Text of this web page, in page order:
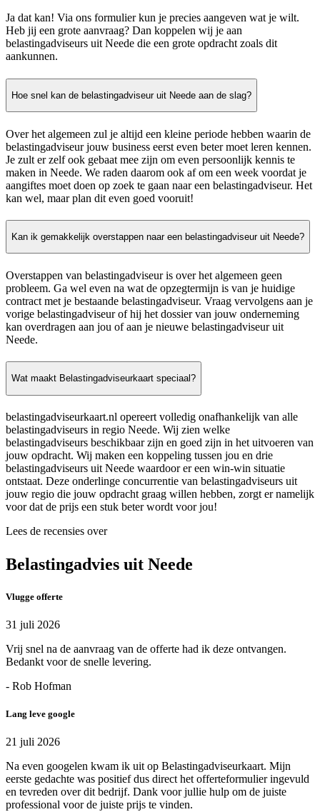
Ja dat kan! Via ons formulier kun je precies aangeven wat je wilt.
Heb jij een grote aanvraag? Dan koppelen wij je aan
belastingadviseurs uit Neede die een grote opdracht zoals dit
aankunnen.
Hoe snel kan de belastingadviseur uit Neede aan de slag?
Over het algemeen zul je altijd een kleine periode hebben waarin de
belastingadviseur jouw business eerst even beter moet leren kennen.
Je zult er zelf ook gebaat mee zijn om even persoonlijk kennis te
maken in Neede. We raden daarom ook af om een week voordat je
aangiftes moet doen op zoek te gaan naar een belastingadviseur. Het
kan wel, maar plan dit even goed vooruit!
Kan ik gemakkelijk overstappen naar een belastingadviseur uit Neede?
Overstappen van belastingadviseur is over het algemeen geen
probleem. Ga wel even na wat de opzegtermijn is van je huidige
contract met je bestaande belastingadviseur. Vraag vervolgens aan je
vorige belastingadviseur of hij het dossier van jouw onderneming
kan overdragen aan jou of aan je nieuwe belastingadviseur uit
Neede.
Wat maakt Belastingadviseurkaart speciaal?
belastingadviseurkaart.nl opereert volledig onafhankelijk van alle
belastingadviseurs in regio Neede. Wij zien welke
belastingadviseurs beschikbaar zijn en goed zijn in het uitvoeren van
jouw opdracht. Wij maken een koppeling tussen jou en drie
belastingadviseurs uit Neede waardoor er een win-win situatie
ontstaat. Deze onderlinge concurrentie van belastingadviseurs uit
jouw regio die jouw opdracht graag willen hebben, zorgt er namelijk
voor dat de prijs een stuk beter wordt voor jou!
Lees de recensies over
Belastingadvies uit Neede
Vlugge offerte
31 juli 2026
Vrij snel na de aanvraag van de offerte had ik deze ontvangen.
Bedankt voor de snelle levering.
- Rob Hofman
Lang leve google
21 juli 2026
Na even googelen kwam ik uit op Belastingadviseurkaart. Mijn
eerste gedachte was positief dus direct het offerteformulier ingevuld
en tevreden over dit bedrijf. Dank voor jullie hulp om de juiste
professional voor de juiste prijs te vinden.